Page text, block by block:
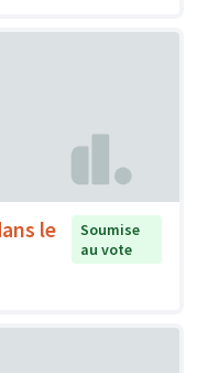
le
Soumise
au vote